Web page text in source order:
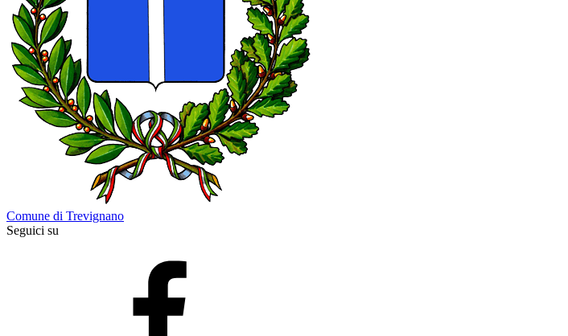
Comune di Trevignano
Seguici su